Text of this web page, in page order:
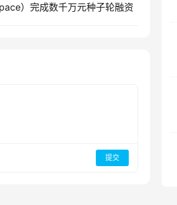
）完成数千万元种子轮融资
提交